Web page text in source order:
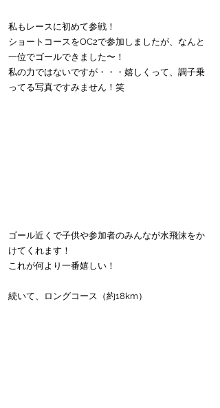
私もレースに初めて参戦！
ショートコースをOC2で参加しましたが、なんと
一位でゴールできました〜！
私の力ではないですが・・・嬉しくって、調子乗
ってる写真ですみません！笑
ゴール近くで子供や参加者のみんなが水飛沫をか
けてくれます！
これが何より一番嬉しい！
続いて、ロングコース（約18km）